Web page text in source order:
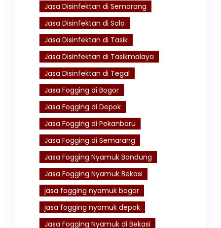
Jasa Disinfektan di Semarang
Jasa Disinfektan di Solo
Jasa Disinfektan di Tasik
Jasa Disinfektan di Tasikmalaya
Jasa Disinfektan di Tegal
Jasa Fogging di Bogor
Jasa Fogging di Depok
Jasa Fogging di Pekanbaru
Jasa Fogging di Semarang
Jasa Fogging Nyamuk Bandung
Jasa Fogging Nyamuk Bekasi
jasa fogging nyamuk bogor
jasa fogging nyamuk depok
Jasa Fogging Nyamuk di Bekasi